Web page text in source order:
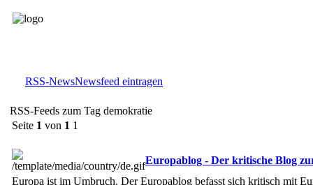
RSS-NewsNewsfeed eintragen
RSS-Feeds zum Tag demokratie
Seite 1 von 1 1
Europablog - Der kritische Blog
Europa ist im Umbruch. Der Europablog befasst sich kritisch mit